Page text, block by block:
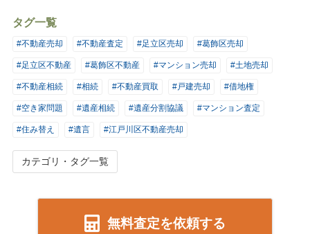
タグ一覧
#不動産売却 #不動産査定 #足立区売却 #葛飾区売却
#足立区不動産 #葛飾区不動産 #マンション売却 #土地売却
#不動産相続 #相続 #不動産買取 #戸建売却 #借地権
#空き家問題 #遺産相続 #遺産分割協議 #マンション査定
#住み替え #遺言 #江戸川区不動産売却
カテゴリ・タグ一覧
無料査定を依頼する